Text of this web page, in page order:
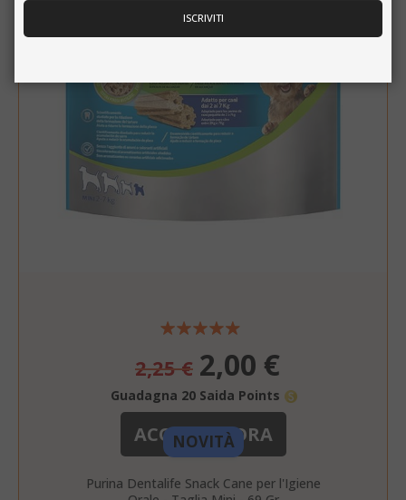
NOVITÀ
2,25 €
Prezzo
speciale
2,00 €
Guadagna 20 Saida Points
ACQUISTA ORA
Purina Dentalife Snack Cane per l'Igiene
consentono le funzionalità principali del
essere utilizzato correttamente senza i
cookie strettamente necessari.
NOME
SID
CookieScriptConsent
Privacy Policy
ISCRIVITI